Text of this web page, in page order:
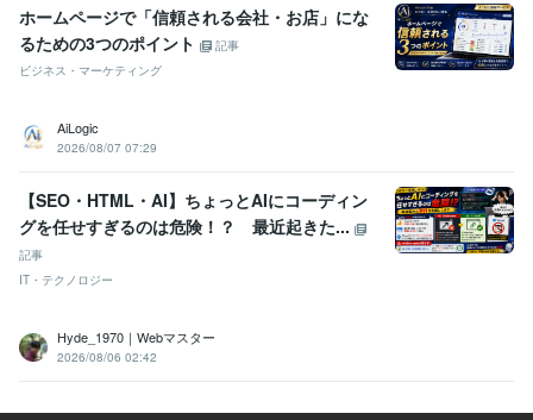
ホームページで「信頼される会社・お店」にな
るための3つのポイント
記事
ビジネス・マーケティング
AiLogic
2026/08/07 07:29
【SEO・HTML・AI】ちょっとAIにコーディン
グを任せすぎるのは危険！？ 最近起きた...
記事
IT・テクノロジー
Hyde_1970｜Webマスター
2026/08/06 02:42